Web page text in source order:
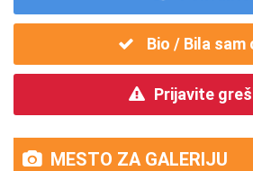
Bio / Bila sam
Prijavite
MESTO ZA GALERIJU